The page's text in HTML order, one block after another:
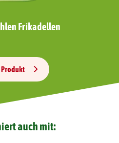
Frikadellen
auch mit: